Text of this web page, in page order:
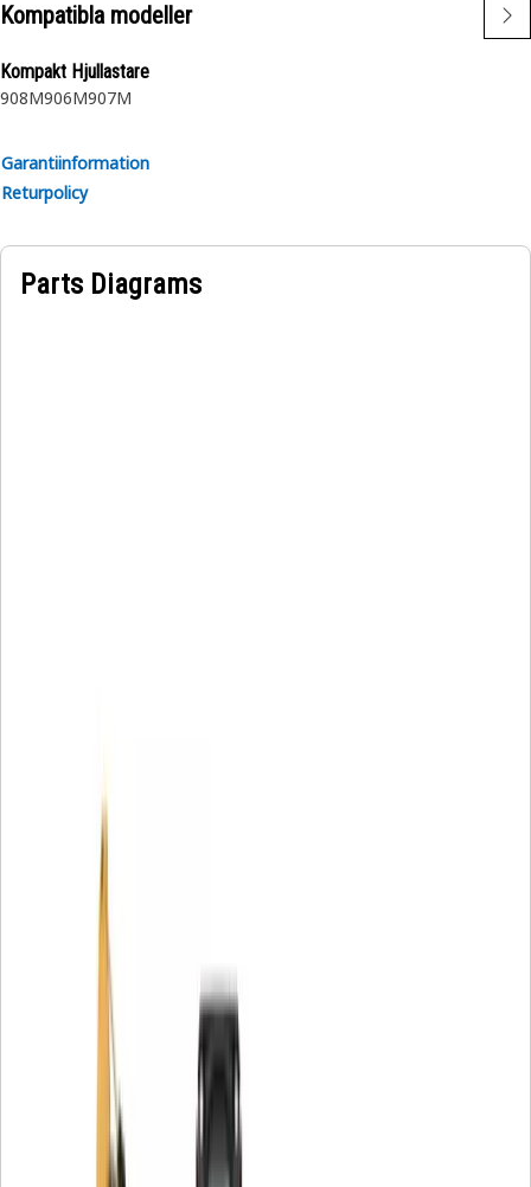
Kompatibla modeller
Kompakt Hjullastare
908M906M907M
Garantiinformation
Returpolicy
Parts Diagrams